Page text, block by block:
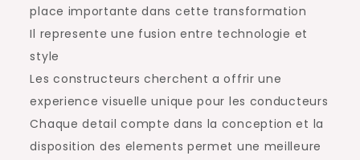
place importante dans cette transformation
Il represente une fusion entre technologie et
style
Les constructeurs cherchent a offrir une
experience visuelle unique pour les conducteurs
Chaque detail compte dans la conception et la
disposition des elements permet une meilleure